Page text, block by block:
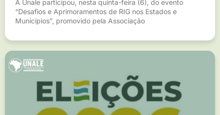
A Unale participou, nesta quinta-feira (6), do evento
“Desafios e Aprimoramentos de RIG nos Estados e
Municípios”, promovido pela Associação